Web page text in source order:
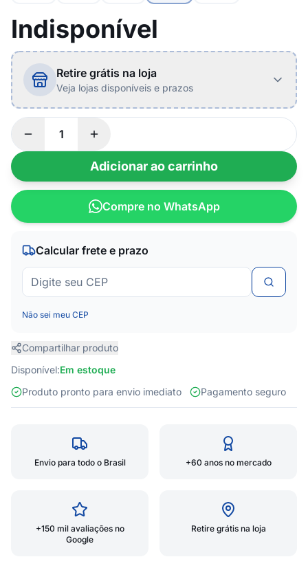
Indisponível
Retire grátis na loja
Veja lojas disponíveis e prazos
Adicionar ao carrinho
Compre no WhatsApp
Calcular frete e prazo
Não sei meu CEP
Compartilhar produto
Disponível:Em estoque
Produto pronto para envio imediato
Pagamento seguro
Envio para todo o Brasil +60 anos no mercado
+150 mil avaliações no
Google
Retire grátis na loja